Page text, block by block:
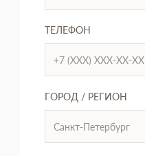
ТЕЛЕФОН
ГОРОД / РЕГИОН